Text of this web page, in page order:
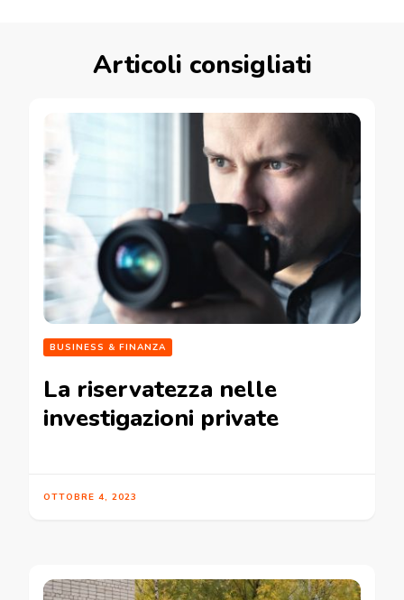
Articoli consigliati
BUSINESS & FINANZA
La riservatezza nelle
investigazioni private
OTTOBRE 4, 2023